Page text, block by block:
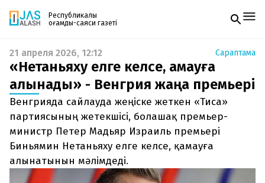
Республикалық
қоғамдық-саяси газеті
Жаңалықтар
Спорт
Live
Руханият
Аймақ
Архив
Заң және тәртіп
Редакциямен байланыс
+7 708 604 51 06
Жарнама бөлімі
Газетке жазылу
PDF форматтағы газетті ай сайын электронды
поштаңызға алып отырыңыз. Жаңа нөмір
шыққан сәтте сізге бірден жіберіледі. Тек email
енгізіңіз, біз қалғанын өзіміз жібереміз.
21 апреля 2026, 12:12 Сараптама
«Нетаньяху елге келсе, қамауға
алынады» - Венгрия жаңа премьері
Венгрияда сайлауда жеңіске жеткен «Тиса»
партиясының жетекшісі, болашақ премьер-
министр Петер Мадьяр Израиль премьері
Биньямин Нетаньяху елге келсе, қамауға
алынатынын мәлімдеді.